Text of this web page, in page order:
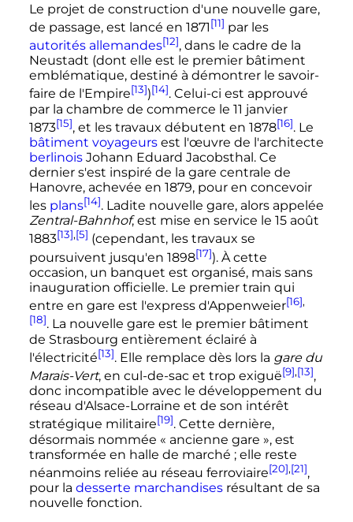
Le projet de construction d'une nouvelle gare,
de passage, est lancé en 1871[11] par les
autorités allemandes[12], dans le cadre de la
Neustadt (dont elle est le premier bâtiment
emblématique, destiné à démontrer le savoir-
faire de l'Empire[13])[14]. Celui-ci est approuvé
par la chambre de commerce le 11 janvier
1873[15], et les travaux débutent en 1878[16]. Le
bâtiment voyageursest l'œuvre de l'architecte
berlinoisJohann Eduard Jacobsthal. Ce
dernier s'est inspiré de la gare centrale de
Hanovre, achevée en 1879, pour en concevoir
les plans[14]. Ladite nouvelle gare, alors appelée
Zentral-Bahnhof, est mise en service le 15 août
1883[13],[5] (cependant, les travaux se
poursuivent jusqu'en 1898[17]). À cette
occasion, un banquet est organisé, mais sans
inauguration officielle. Le premier train qui
entre en gare est l'express d'Appenweier[16],
[18]. La nouvelle gare est le premier bâtiment
de Strasbourg entièrement éclairé à
l'électricité[13]. Elle remplace dès lors la gare du
Marais-Vert, en cul-de-sac et trop exiguë[9],[13],
donc incompatible avec le développement du
réseau d'Alsace-Lorraine et de son intérêt
stratégique militaire[19]. Cette dernière,
désormais nommée « ancienne gare », est
transformée en halle de marché ; elle reste
néanmoins reliée au réseau ferroviaire[20],[21],
pour la desserte marchandisesrésultant de sa
nouvelle fonction.